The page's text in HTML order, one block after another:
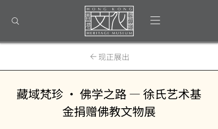
部
打开搜索
首
页
打开选单
现正展出
藏域梵珍 • 佛学之路 — 徐氏艺术基
金捐赠佛教文物展